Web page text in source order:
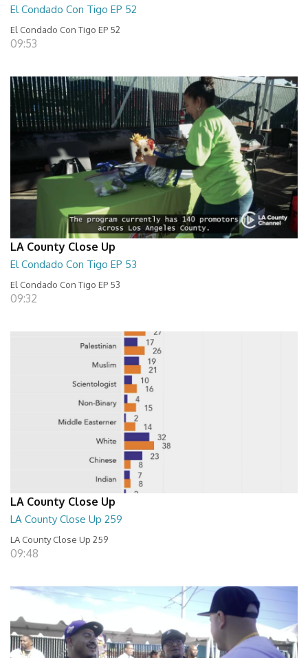
El Condado Con Tigo EP 52
El Condado Con Tigo EP 52
09:53
LA County Close Up
El Condado Con Tigo EP 53
El Condado Con Tigo EP 53
09:32
LA County Close Up
LA County Close Up 259
LA County Close Up 259
09:48